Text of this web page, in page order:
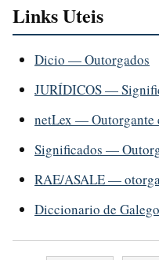
Links Uteis
Dicio — Outorgados
JURÍDICOS —
netLex — Outorgante
Significados —
RAE/ASALE —
Diccionario de